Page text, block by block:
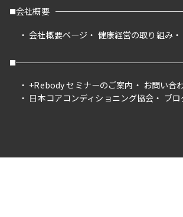
会社概要
会社概要ページ
健康経営の取り組み
+Rebody セミナーのご案内 お問い合
日本コアコンディショニング協会
ブロ